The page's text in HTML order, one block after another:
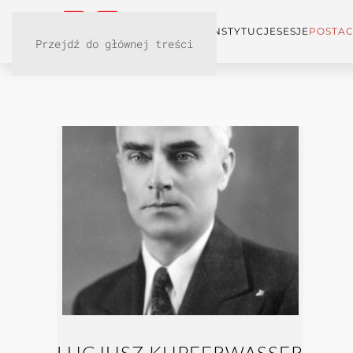
Przejdź do głównej treści
INSTYTUCJESESJE